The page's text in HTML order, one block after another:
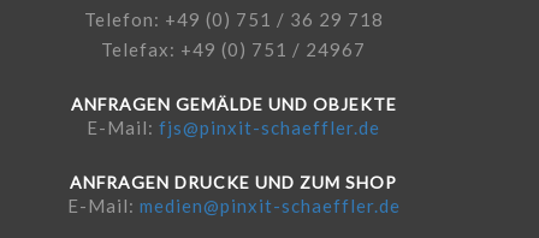
Telefon: +49 (0) 751 / 36 29 718
Telefax: +49 (0) 751 / 24967
ANFRAGEN GEMÄLDE UND OBJEKTE
E-Mail: fjs@pinxit-schaeffler.de
ANFRAGEN DRUCKE UND ZUM SHOP
E-Mail: medien@pinxit-schaeffler.de